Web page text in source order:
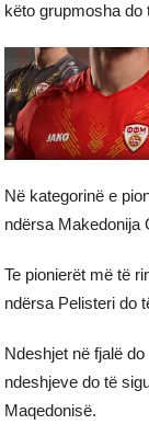
këto grupmosha do
Në kategorinë e
ndërsa Makedonija
Te pionierët më të
ndërsa Pelisteri do
Ndeshjet në fjalë
ndeshjeve do të
Maqedonisë.